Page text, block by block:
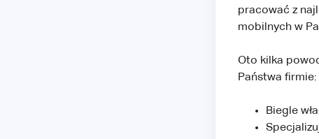
pracować z
mobilnych w
Oto kilka
Państwa firmie:
Biegle